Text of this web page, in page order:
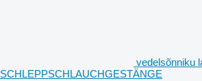
vedelsõnniku
SCHLEPPSCHLAUCHGESTÄNGE